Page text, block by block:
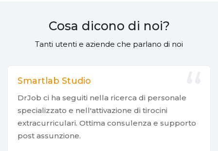
Cosa dicono di noi?
Tanti utenti e aziende che parlano di noi
Smartlab Studio
DrJob ci ha seguiti nella ricerca di personale
specializzato e nell'attivazione di tirocini
extracurriculari. Ottima consulenza e supporto
post assunzione.